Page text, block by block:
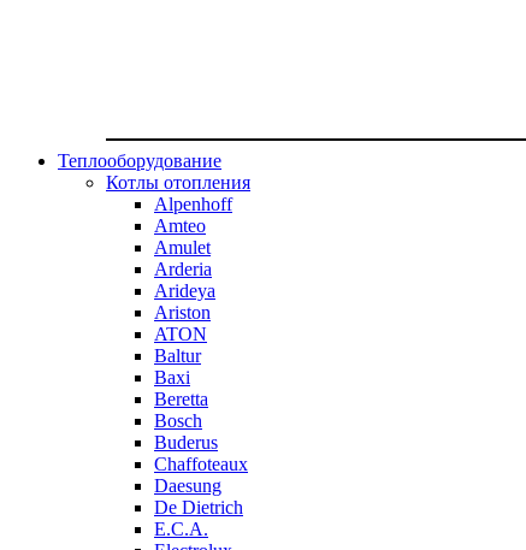
Теплооборудование
Котлы отопления
Alpenhoff
Amteo
Amulet
Arderia
Arideya
Ariston
ATON
Baltur
Baxi
Beretta
Bosch
Buderus
Chaffoteaux
Daesung
De Dietrich
E.C.A.